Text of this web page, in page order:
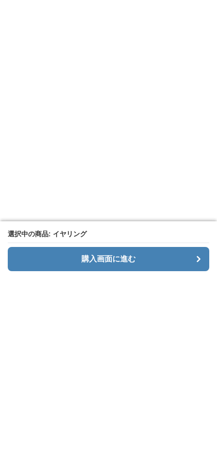
選択中の商品: イヤリング
購入画面に進む
選択中の商品: イヤリング
購入画面に進む